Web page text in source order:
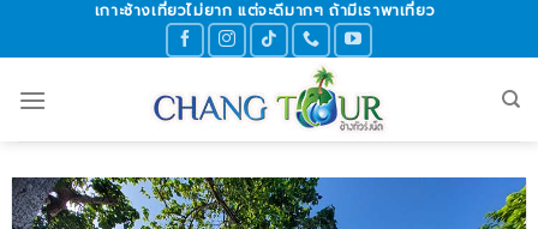
เกาะช้างเที่ยวไม่ยาก แต่จะดีมากๆ ถ้ามีเราพาเที่ยว